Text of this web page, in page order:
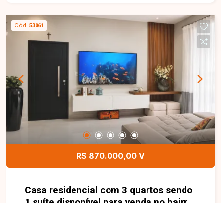
área de serviço e 1 vaga de garagem. Os
ambientes são bem distribuídos, oferecendo
conforto e funcionalidade para o dia a dia. O
condomínio dispõe de portaria 24 horas,
elevador, salão de festas com churrasqueira,
além de água e gás canalizado já inclusos na taxa
condominial, proporcionando mais segurança,
comodidade e economia para os moradores. Uma
excelente oportunidade para quem busca um
apartamento moderno, bem localizado e com
condomínio completo em uma das regiões que
mais crescem em Uberlândia. Entre em contato e
agende sua visita!
Cód. 53061
R$ 870.000,00 V
Casa residencial com 3 quartos sendo